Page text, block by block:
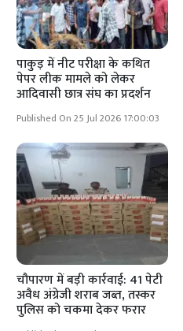
पाकुड़ में नीट परीक्षा के कथित
पेपर लीक मामले को लेकर
आदिवासी छात्र संघ का प्रदर्शन
Published On 25 Jul 2026 17:00:03
चौपारण में बड़ी कार्रवाई: 41 पेटी
अवैध अंग्रेजी शराब जब्त, तस्कर
पुलिस को चकमा देकर फरार